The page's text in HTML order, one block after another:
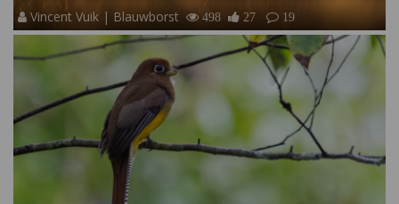
Vincent Vuik | Blauwborst 498 27 19